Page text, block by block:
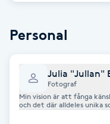
Brynplockning
Celluliter
Personal
Julia "Jullan"
Fotograf
Min vision är att fånga
och det där alldeles unika som bara ni